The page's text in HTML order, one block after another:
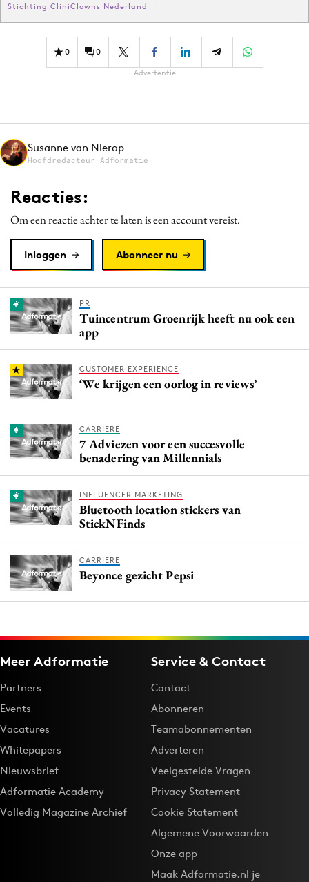
Stichting CliniClowns Nederland
0 0
Advertentie
Susanne van Nierop
Hoofdredacteur Adformatie
Reacties:
Om een reactie achter te laten is een account vereist.
Inloggen Abonneer nu
PR
Tuincentrum Groenrijk heeft nu ook een
app
CUSTOMER EXPERIENCE
‘We krijgen een oorlog in reviews’
CARRIERE
7 Adviezen voor een succesvolle
benadering van Millennials
INFLUENCER MARKETING
Bluetooth location stickers van
StickNFinds
CARRIERE
Beyonce gezicht Pepsi
Meer Adformatie
Partners
Events
Vacatures
Whitepapers
Nieuwsbrief
Adformatie Academy
Volledig Magazine Archief
Service & Contact
Contact
Abonneren
Teamabonnementen
Adverteren
Veelgestelde Vragen
Privacy Statement
Cookie Statement
Algemene Voorwaarden
Onze app
Maak Adformatie.nl je